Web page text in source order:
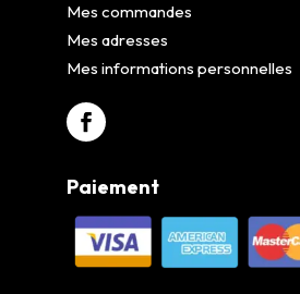
Mes commandes
Mes adresses
Mes informations personnelles
Paiement